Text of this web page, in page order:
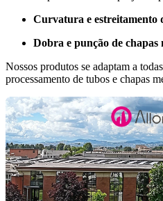
Curvatura e estreitamento
Dobra e punção de chapas
Nossos produtos se adaptam a
processamento de tubos e chapas